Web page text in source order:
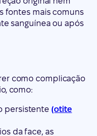
fontes mais comuns
sanguínea ou após
como complicação
como:
persistente (otite
da face, as